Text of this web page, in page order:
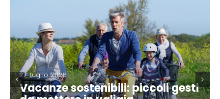
27 Luglio 2026
Vacanze sostenibili: piccoli gesti